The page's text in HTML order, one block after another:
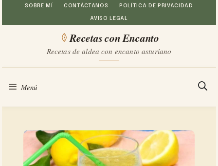
Saltar
al
SOBRE MÍ CONTÁCTANOS POLÍTICA DE PRIVACIDAD
AVISO LEGAL
Recetas con Encanto
Recetas de aldea con encanto asturiano
Menú